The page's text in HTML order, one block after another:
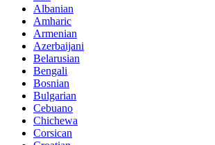
Albanian
Amharic
Armenian
Azerbaijani
Belarusian
Bengali
Bosnian
Bulgarian
Cebuano
Chichewa
Corsican